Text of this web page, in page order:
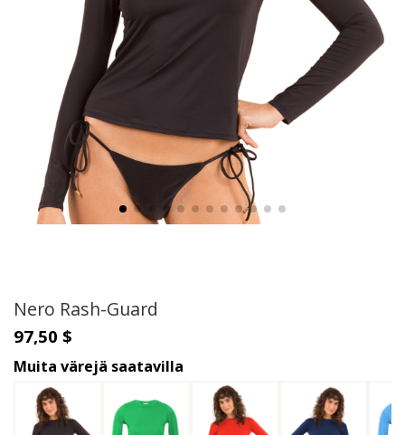
Nero Rash-Guard
97,50 $
Muita värejä saatavilla